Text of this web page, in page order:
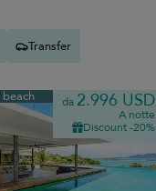
Transfer
da 2.996 USD
A notte
Discount -20%